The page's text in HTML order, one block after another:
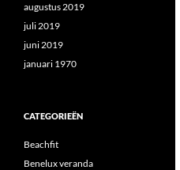
augustus 2019
juli 2019
juni 2019
januari 1970
CATEGORIEËN
Beachfit
Benelux veranda